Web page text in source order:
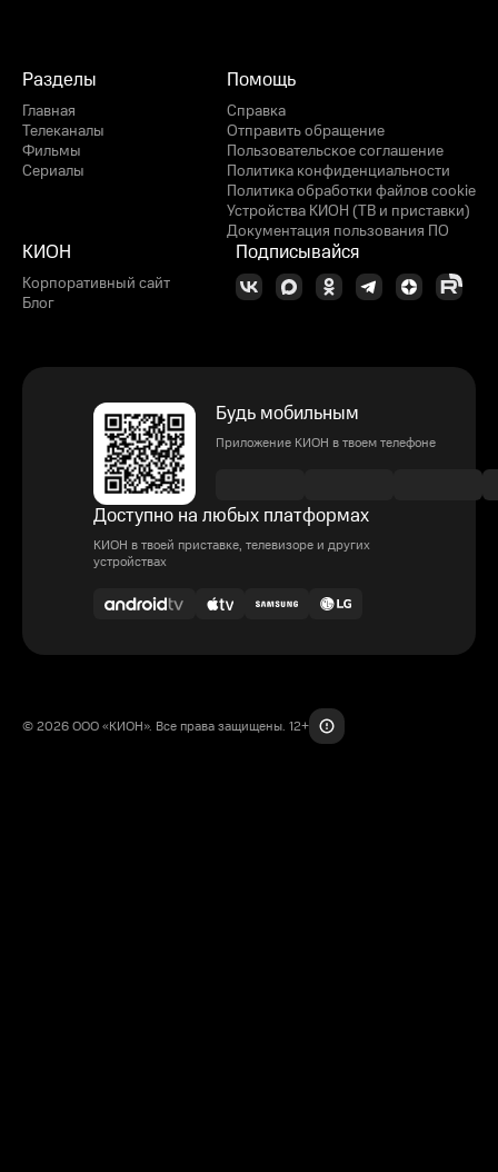
Разделы
Главная
Телеканалы
Фильмы
Сериалы
Помощь
Справка
Отправить обращение
Пользовательское соглашение
Политика конфиденциальности
Политика обработки файлов cookie
Устройства КИОН (ТВ и приставки)
Документация пользования ПО
КИОН
Корпоративный сайт
Блог
Подписывайся
Будь мобильным
Приложение КИОН в твоем телефоне
Доступно на любых платформах
КИОН в твоей приставке, телевизоре и других
устройствах
© 2026 ООО «КИОН». Все права защищены. 12+